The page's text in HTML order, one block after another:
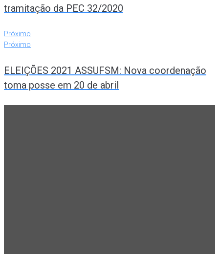
tramitação da PEC 32/2020
Próximo
Próximo
ELEIÇÕES 2021 ASSUFSM: Nova coordenação
toma posse em 20 de abril